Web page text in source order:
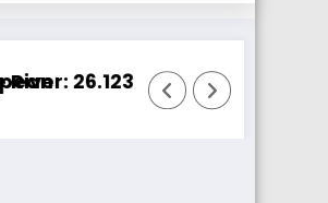
km cu un camion 100%